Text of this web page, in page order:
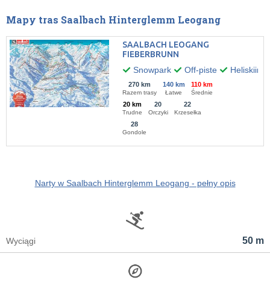
Mapy tras Saalbach Hinterglemm Leogang
SAALBACH LEOGANG
FIEBERBRUNN
Snowpark
Off-piste Heliskiing
270 km
Razem trasy
140 km
Łatwe
110 km
Średnie
20 km
Trudne
20
Orczyki
22
Krzesełka
28
Gondole
Narty w Saalbach Hinterglemm Leogang - pełny opis
50 m
Wyciągi